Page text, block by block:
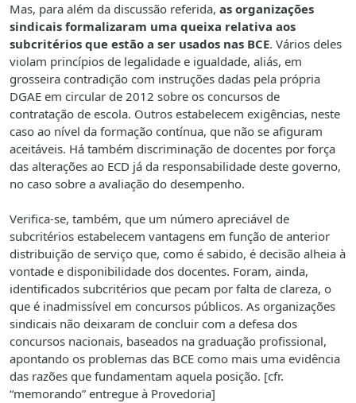
Mas, para além da discussão referida, as organizações
sindicais formalizaram uma queixa relativa aos
subcritérios que estão a ser usados nas BCE. Vários deles
violam princípios de legalidade e igualdade, aliás, em
grosseira contradição com instruções dadas pela própria
DGAE em circular de 2012 sobre os concursos de
contratação de escola. Outros estabelecem exigências, neste
caso ao nível da formação contínua, que não se afiguram
aceitáveis. Há também discriminação de docentes por força
das alterações ao ECD já da responsabilidade deste governo,
no caso sobre a avaliação do desempenho.
Verifica-se, também, que um número apreciável de
subcritérios estabelecem vantagens em função de anterior
distribuição de serviço que, como é sabido, é decisão alheia à
vontade e disponibilidade dos docentes. Foram, ainda,
identificados subcritérios que pecam por falta de clareza, o
que é inadmissível em concursos públicos. As organizações
sindicais não deixaram de concluir com a defesa dos
concursos nacionais, baseados na graduação profissional,
apontando os problemas das BCE como mais uma evidência
das razões que fundamentam aquela posição. [cfr.
“memorando” entregue à Provedoria]